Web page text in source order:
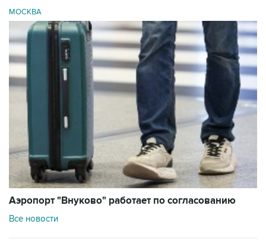
МОСКВА
Аэропорт "Внуково" работает по согласованию
Все новости